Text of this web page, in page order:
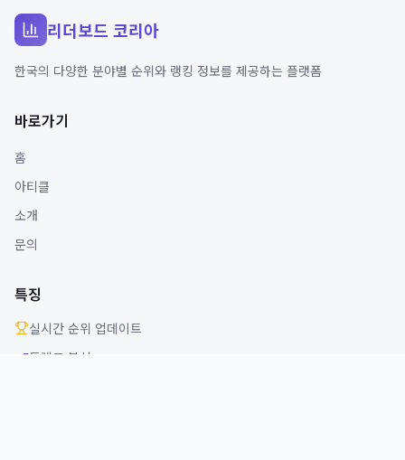
리더보드 코리아
한국의 다양한 분야별 순위와 랭킹 정보를 제공하는 플랫폼
바로가기
홈
아티클
소개
문의
특징
실시간 순위 업데이트
트렌드 분석